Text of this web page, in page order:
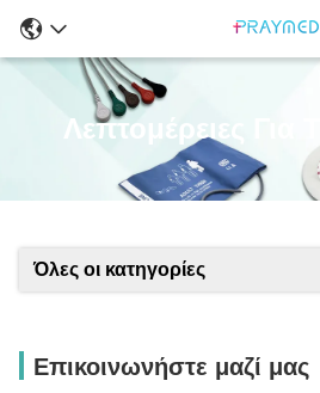
Λεπτομέρειες Για
Όλες οι κατηγορίες
Επικοινωνήστε μαζί μας